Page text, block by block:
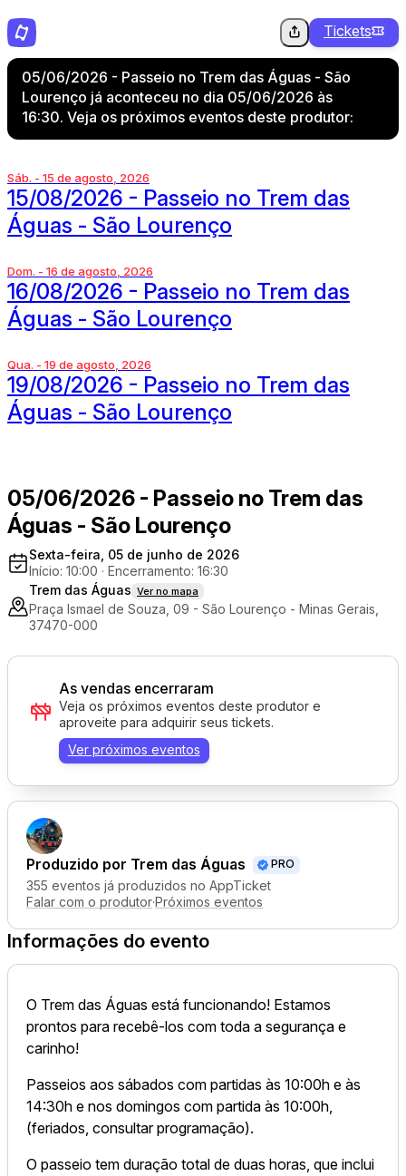
Tickets
05/06/2026 - Passeio no Trem das Águas - São
Lourenço já aconteceu no dia 05/06/2026 às
16:30. Veja os próximos eventos deste produtor:
Sáb. - 15 de agosto, 2026
15/08/2026 - Passeio no Trem das
Águas - São Lourenço
Dom. - 16 de agosto, 2026
16/08/2026 - Passeio no Trem das
Águas - São Lourenço
Qua. - 19 de agosto, 2026
19/08/2026 - Passeio no Trem das
Águas - São Lourenço
05/06/2026 - Passeio no Trem das
Águas - São Lourenço
Sexta-feira, 05 de junho de 2026
Início: 10:00 · Encerramento: 16:30
Trem das Águas Ver no mapa
Praça Ismael de Souza, 09 - São Lourenço - Minas Gerais,
37470-000
Produzido por Trem das Águas PRO
355 eventos já produzidos no AppTicket
Falar com o produtor·Próximos eventos
Informações do evento
O Trem das Águas está funcionando! Estamos
prontos para recebê-los com toda a segurança e
carinho!
Passeios aos sábados com partidas às 10:00h e às
14:30h e nos domingos com partida às 10:00h,
(feriados, consultar programação).
O passeio tem duração total de duas horas, que inclui
As vendas encerraram
Veja os próximos eventos deste produtor e
aproveite para adquirir seus tickets.
Ver próximos eventos